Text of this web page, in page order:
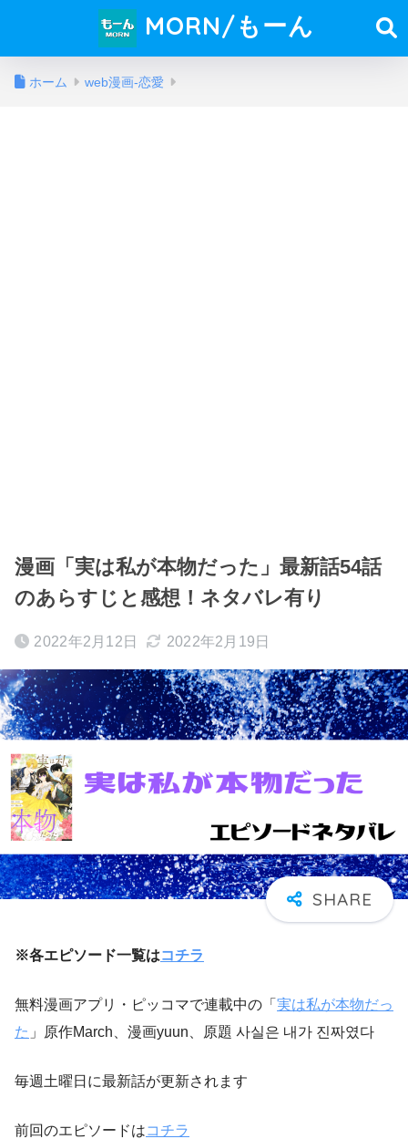
MORN/もーん
ホーム web漫画-恋愛
漫画「実は私が本物だった」最新話54話
のあらすじと感想！ネタバレ有り
2022年2月12日 2022年2月19日
※各エピソード一覧はコチラ
無料漫画アプリ・ピッコマで連載中の「 実は私が本物だっ
た 」原作March、漫画yuun、原題 사실은 내가 진짜였다
毎週土曜日に最新話が更新されます
前回のエピソードはコチラ